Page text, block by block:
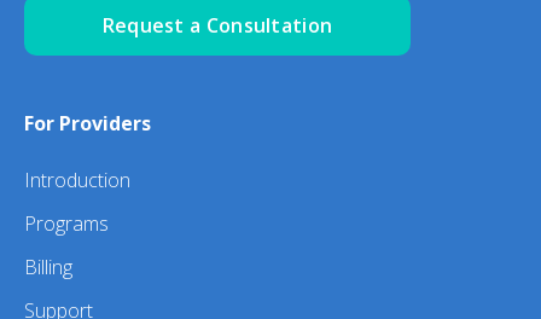
Request a Consultation
For Providers
Introduction
Programs
Billing
Support